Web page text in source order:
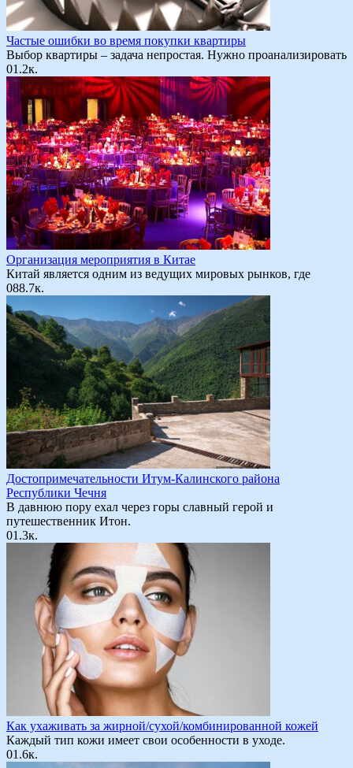
Частые ошибки во время покупки квартиры
Выбор квартиры – задача непростая. Нужно проанализировать
01.2к.
Организация мероприятия в Китае
Китай является одним из ведущих мировых рынков, где
088.7к.
Достопримечательности Итум-Калинского района
Республики Чечня
В давнюю пору ехал через горы славный герой и
путешественник Итон.
01.3к.
Как ухаживать за жирной/сухой/комбинированной кожей
Каждый тип кожи имеет свои особенности в уходе.
01.6к.